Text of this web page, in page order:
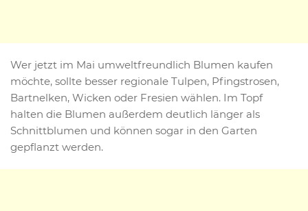
Wer jetzt im Mai umweltfreundlich Blumen kaufen
möchte, sollte besser regionale Tulpen, Pfingstrosen,
Bartnelken, Wicken oder Fresien wählen. Im Topf
halten die Blumen außerdem deutlich länger als
Schnittblumen und können sogar in den Garten
gepflanzt werden.